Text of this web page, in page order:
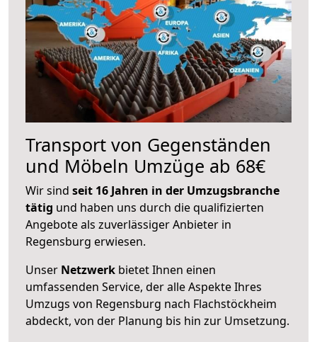
Transport von Gegenständen
und Möbeln Umzüge ab 68€
Wir sind seit 16 Jahren in der Umzugsbranche
tätig und haben uns durch die qualifizierten
Angebote als zuverlässiger Anbieter in
Regensburg erwiesen.
Unser Netzwerk bietet Ihnen einen
umfassenden Service, der alle Aspekte Ihres
Umzugs von Regensburg nach Flachstöckheim
abdeckt, von der Planung bis hin zur Umsetzung.